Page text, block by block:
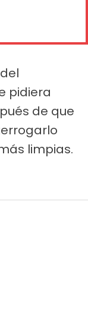
pidiera
de que
limpias.